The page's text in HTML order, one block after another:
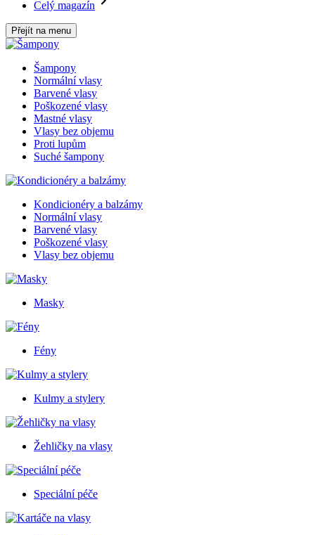
Celý magazín
Přejít na menu
Šampony
Normální vlasy
Barvené vlasy
Poškozené vlasy
Mastné vlasy
Vlasy bez objemu
Proti lupům
Suché šampony
Kondicionéry a balzámy
Normální vlasy
Barvené vlasy
Poškozené vlasy
Vlasy bez objemu
Masky
Fény
Kulmy a stylery
Žehličky na vlasy
Speciální péče